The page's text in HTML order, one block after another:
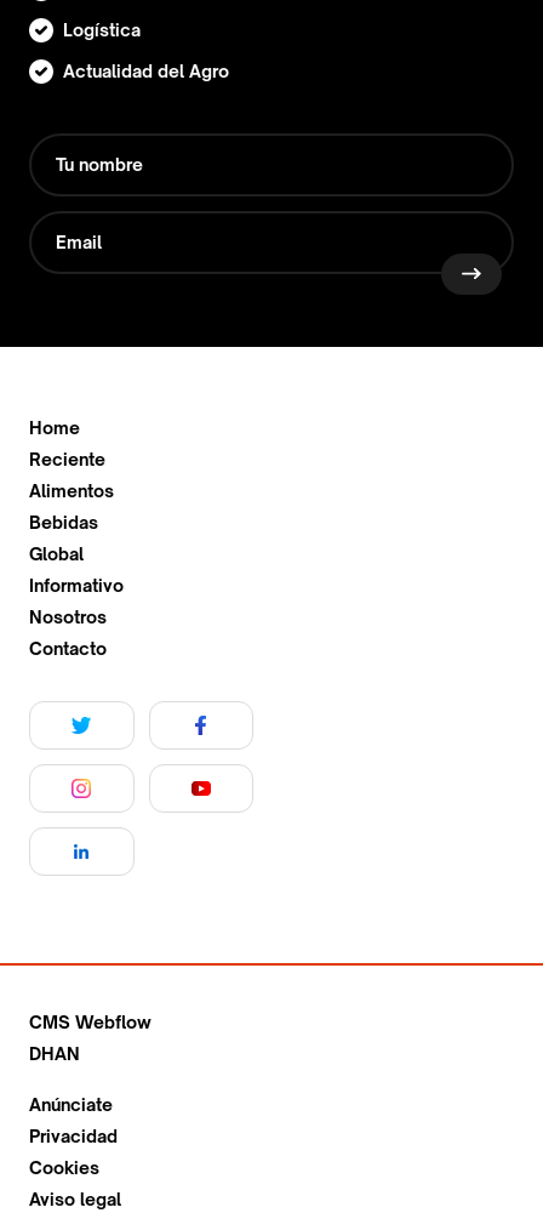
Logística
Actualidad del Agro
Home
Reciente
Alimentos
Bebidas
Global
Informativo
Nosotros
Contacto
CMS Webflow
DHAN
Anúnciate
Privacidad
Cookies
Aviso legal